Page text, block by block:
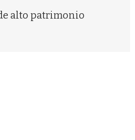
alto patrimonio